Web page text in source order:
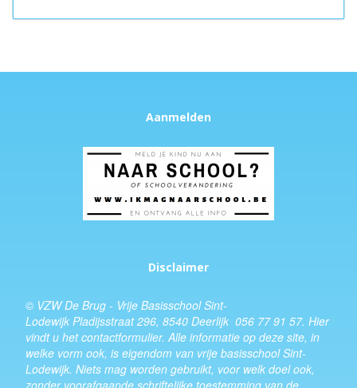
Aanmelden
Disclaimer
© VZW De Brug - Vrije Basisschool Sint-
Lodewijk Pladijsstraat 296, 8540 Deerlijk 056 77 91 57. Hier
vindt u hetcontactformulier. Alle informatie op deze site, in
welke vorm ook, is eigendom van vrije basisschool Sint-
Lodewijk. Niets mag worden gebruikt, voor welk doel ook,
zonder voorafgaande schriftelijke toestemming van de